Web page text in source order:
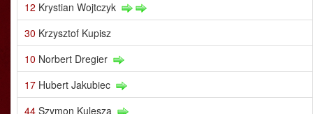
12 Krystian Wojtczyk
30 Krzysztof Kupisz
10 Norbert Dregier
17 Hubert Jakubiec
44 Szymon Kulesza